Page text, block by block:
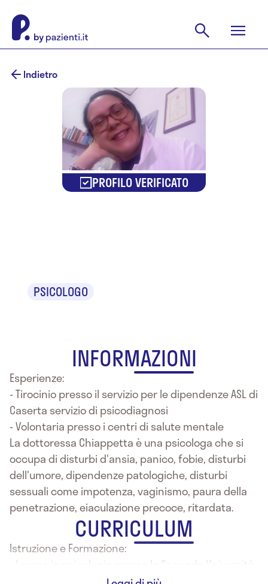
Indietro
PROFILO VERIFICATO
PSICOLOGO
INFORMAZIONI
Esperienze:
- Tirocinio presso il servizio per le dipendenze ASL di
Caserta servizio di psicodiagnosi
- Volontaria presso i centri di salute mentale
La dottoressa Chiappetta è una psicologa che si
occupa di disturbi d'ansia, panico, fobie, disturbi
dell'umore, dipendenze patologiche, disturbi
sessuali come impotenza, vaginismo, paura della
penetrazione, eiaculazione precoce, ritardata.
CURRICULUM
Istruzione e Formazione:
- Laurea in psicologia presso la Seconda Università